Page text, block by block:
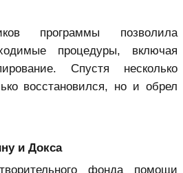
программы позволила
процедуры, включая
Спустя несколько
восстановился, но и обрел
и Докса
фонда помощи